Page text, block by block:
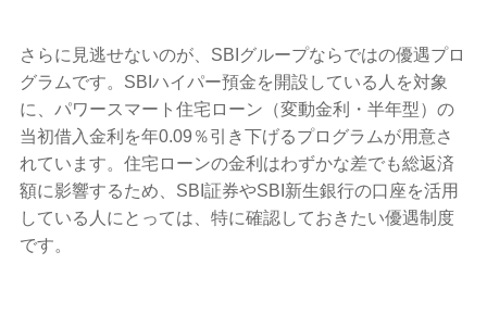
さらに見逃せないのが、SBIグループならではの優遇プロ
グラムです。SBIハイパー預金を開設している人を対象
に、パワースマート住宅ローン（変動金利・半年型）の
当初借入金利を年0.09％引き下げるプログラムが用意さ
れています。住宅ローンの金利はわずかな差でも総返済
額に影響するため、SBI証券やSBI新生銀行の口座を活用
している人にとっては、特に確認しておきたい優遇制度
です。